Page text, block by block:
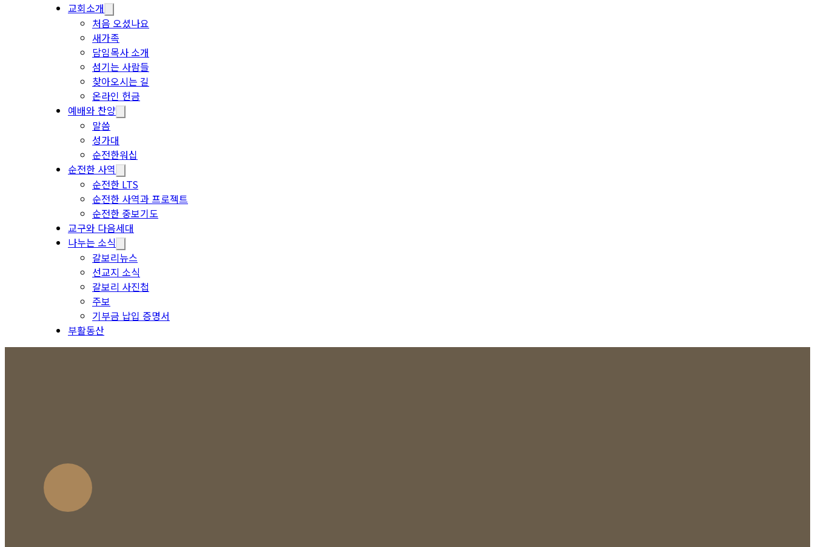
교회소개
처음 오셨나요
새가족
담임목사 소개
섬기는 사람들
찾아오시는 길
온라인 헌금
예배와 찬양
말씀
성가대
순전한워십
순전한 사역
순전한 LTS
순전한 사역과 프로젝트
순전한 중보기도
교구와 다음세대
나누는 소식
갈보리뉴스
선교지 소식
갈보리 사진첩
주보
기부금 납입 증명서
부활동산